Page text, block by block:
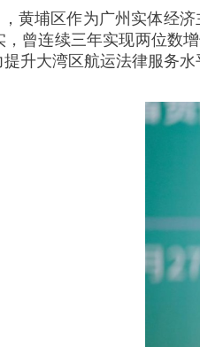
黄埔区作为广州实体经
曾连续三年实现两位数
升大湾区航运法律服务水